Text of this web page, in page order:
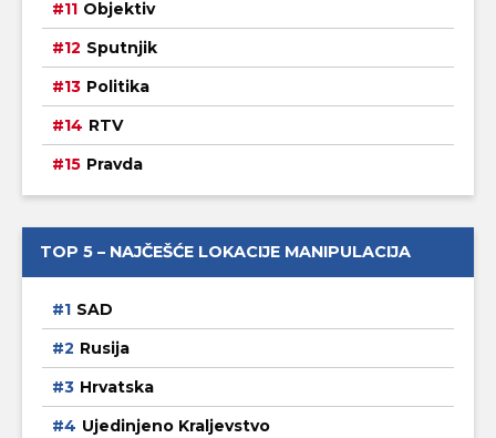
Objektiv
Sputnjik
Politika
RTV
Pravda
TOP 5 – NAJČEŠĆE LOKACIJE MANIPULACIJA
SAD
Rusija
Hrvatska
Ujedinjeno Kraljevstvo